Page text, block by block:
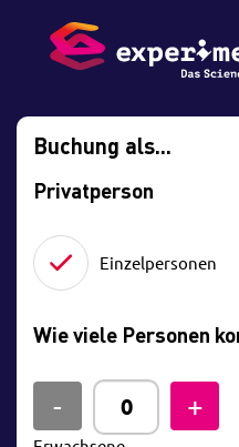
Buchung als...
Privatperson
Einzelpersonen
Wie viele Personen